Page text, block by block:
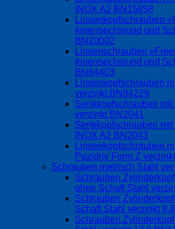
INOX A2 BN15858
Linsenkopfschrauben
Innensechsrund und
BN20002
Linsenschrauben
Innensechsrund und
BN84403
Linsenkopfschrauben
verzinkt BN84229
Senkkopfschrauben
verzinkt BN2041
Senkkopfschrauben
INOX A2 BN2043
Linsenkopfschrauben
Pozidriv Form Z
Schrauben metrisch Stahl
Schrauben
ohne Schaft Stahl
Schrauben
Schaft Stahl verzinkt
Schrauben